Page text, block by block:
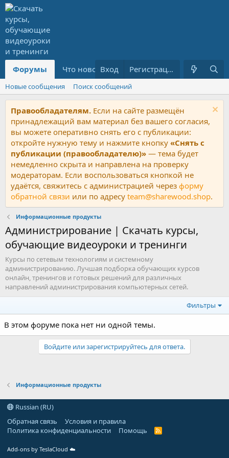
Форумы Что нового? Ресурсы PREMIUM
Вход Регистрация
Новые сообщения Поиск сообщений
Правообладателям. Если на сайте размещён
принадлежащий вам материал без вашего согласия,
вы можете оперативно снять его с публикации:
откройте нужную тему и нажмите кнопку «Снять с
публикации (правообладателю)» — тема будет
немедленно скрыта и направлена на проверку
модераторам. Если воспользоваться кнопкой не
удаётся, свяжитесь с администрацией через форму
обратной связи или по адресу team@sharewood.shop.
Информационные продукты
Администрирование | Скачать курсы,
обучающие видеоуроки и тренинги
Курсы по сетевым технологиям и системному
администрированию. Лучшая подборка обучающих курсов
онлайн, тренингов и готовых решений для различных
направлений администрирования компьютерных сетей.
Фильтры
В этом форуме пока нет ни одной темы.
Войдите или зарегистрируйтесь для ответа.
Информационные продукты
Russian (RU)
Обратная связь
Условия и правила
Политика конфиденциальности
Помощь
R
Add-ons by TeslaCloud ☁️